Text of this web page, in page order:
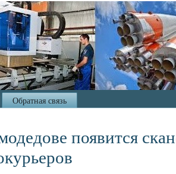
Обратная связь
появится